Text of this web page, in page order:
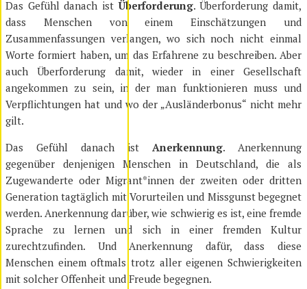
Das Gefühl danach istÜberforderung. Überforderung damit,
dass Menschen von einem Einschätzungen und
Zusammenfassungen verlangen, wo sich noch nicht einmal
Worte formiert haben, um das Erfahrene zu beschreiben. Aber
auch Überforderung damit, wieder in einer Gesellschaft
angekommen zu sein, in der man funktionieren muss und
Verpflichtungen hat und wo der „Ausländerbonus“ nicht mehr
gilt.
Das Gefühl danach ist Anerkennung. Anerkennung
gegenüber denjenigen Menschen in Deutschland, die als
Zugewanderte oder Migrant*innen der zweiten oder dritten
Generation tagtäglich mit Vorurteilen und Missgunst begegnet
werden. Anerkennung darüber, wie schwierig es ist, eine fremde
Sprache zu lernen und sich in einer fremden Kultur
zurechtzufinden. Und Anerkennung dafür, dass diese
Menschen einem oftmals trotz aller eigenen Schwierigkeiten
mit solcher Offenheit und Freude begegnen.